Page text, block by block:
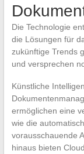
Die Technologie
die Lösungen für
zukünftige Trends
und versprechen
Künstliche
ermöglichen eine
wie die
vorausschauende
hinaus bieten